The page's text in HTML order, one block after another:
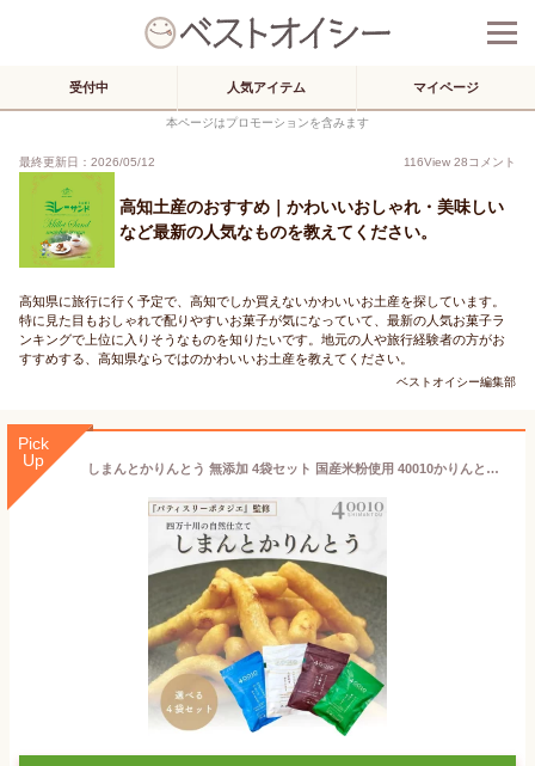
受付中 人気アイテム マイページ
本ページはプロモーションを含みます
最終更新日：2026/05/12 116View 28コメント
高知土産のおすすめ｜かわいいおしゃれ・美味しい
など最新の人気なものを教えてください。
高知県に旅行に行く予定で、高知でしか買えないかわいいお土産を探しています。
特に見た目もおしゃれで配りやすいお菓子が気になっていて、最新の人気お菓子ラ
ンキングで上位に入りそうなものを知りたいです。地元の人や旅行経験者の方がお
すすめする、高知県ならではのかわいいお土産を教えてください。
ベストオイシー編集部
Pick
Up
しまんとかりんとう 無添加 4袋セット 国産米粉使用 40010かりんとう パティスリーポタジェ監修 プレーン 青のり だし醤油 たまねぎ 四万十産素材 無添加 和スイーツ ベジスイーツ 野菜スイーツ 高知県 四万十川 ギフト